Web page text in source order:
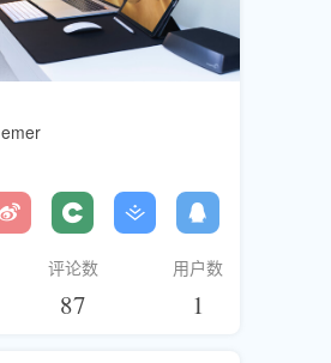
emer
评论数
87
用户数
1